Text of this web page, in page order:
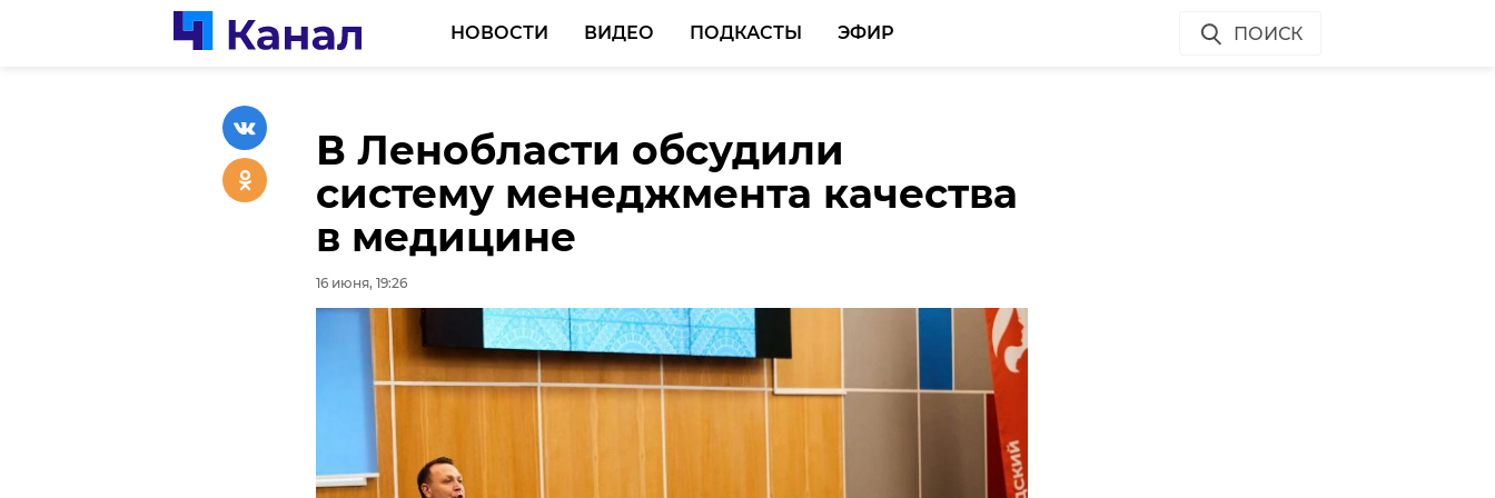
НОВОСТИ ВИДЕО ПОДКАСТЫ ЭФИР ПОИСК
В Ленобласти обсудили
систему менеджмента качества
в медицине
16 июня, 19:26
В Ленобласти может появиться
завод по выпуску кормов для
рыб
16 июня, 18:53
В Ленобласти рабочий погиб
при заготовке древесины
16 июня, 18:27